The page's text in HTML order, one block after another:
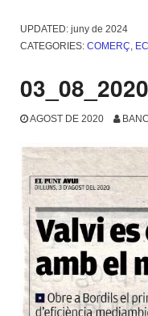
UPDATED: juny de 2024
CATEGORIES: COMERÇ,
AGOST DE 2020